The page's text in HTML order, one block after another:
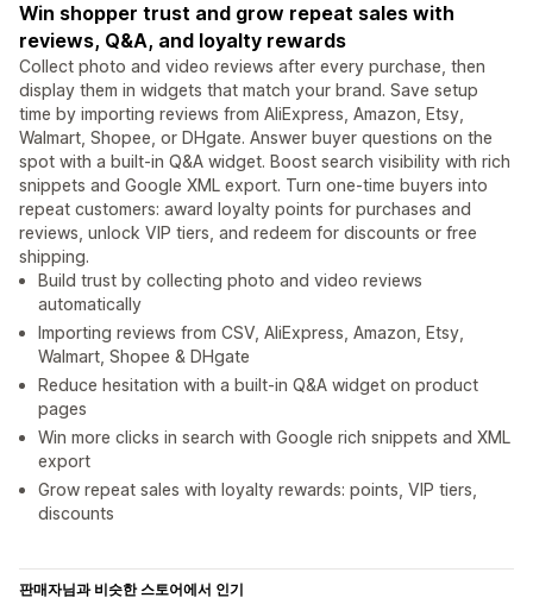
Win shopper trust and grow repeat sales with
reviews, Q&A, and loyalty rewards
Collect photo and video reviews after every purchase, then
display them in widgets that match your brand. Save setup
time by importing reviews from AliExpress, Amazon, Etsy,
Walmart, Shopee, or DHgate. Answer buyer questions on the
spot with a built-in Q&A widget. Boost search visibility with rich
snippets and Google XML export. Turn one-time buyers into
repeat customers: award loyalty points for purchases and
reviews, unlock VIP tiers, and redeem for discounts or free
shipping.
Build trust by collecting photo and video reviews
automatically
Importing reviews from CSV, AliExpress, Amazon, Etsy,
Walmart, Shopee & DHgate
Reduce hesitation with a built-in Q&A widget on product
pages
Win more clicks in search with Google rich snippets and XML
export
Grow repeat sales with loyalty rewards: points, VIP tiers,
discounts
판매자님과 비슷한 스토어에서 인기